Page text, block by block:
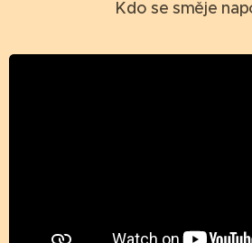
Kdo se směje